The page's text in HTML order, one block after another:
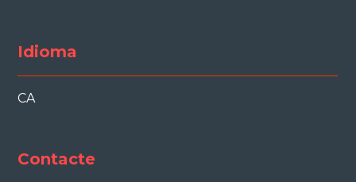
Idioma
CA
Contacte